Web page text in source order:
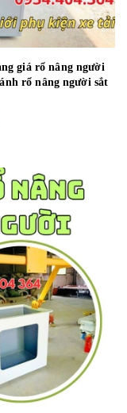
giá rổ nâng người
rổ nâng người sắt